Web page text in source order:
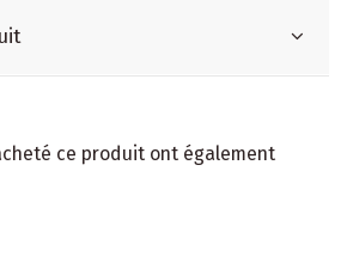
ce produit ont également